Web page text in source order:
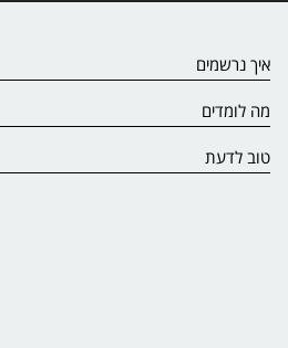
איך נרשמים
מה לומדים
טוב לדעת